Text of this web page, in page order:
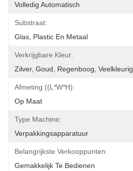
Volledig Automatisch
Substraat:
Glas, Plastic En Metaal
Verkrijgbare Kleur:
Zilver, Goud, Regenboog, Veelkleurig.
Afmeting ((L*W*H):
Op Maat
Type Machine:
Verpakkingsapparatuur
Belangrijkste Verkooppunten:
Gemakkelijk Te Bedienen